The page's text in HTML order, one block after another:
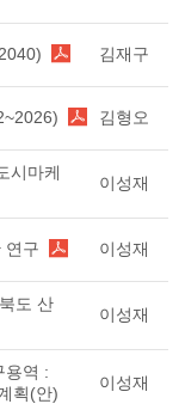
김재구
김형오
시마케
이성재
연구 이성재
도 산
이성재
용역 :
획(안)
이성재